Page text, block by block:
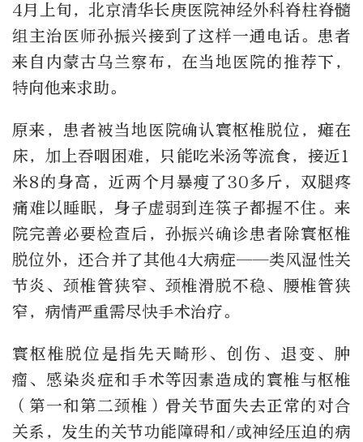
4月上旬，北京清华长庚医院神经外科脊柱脊髓
组主治医师孙振兴接到了这样一通电话。患者
来自内蒙古乌兰察布，在当地医院的推荐下，
特向他来求助。
原来，患者被当地医院确认寰枢椎脱位，瘫在
床，加上吞咽困难，只能吃米汤等流食，接近1
米8的身高，近两个月暴瘦了30多斤，双腿疼
痛难以睡眠，身子虚弱到连筷子都握不住。来
院完善必要检查后，孙振兴确诊患者除寰枢椎
脱位外，还合并了其他4大病症——类风湿性关
节炎、颈椎管狭窄、颈椎滑脱不稳、腰椎管狭
窄，病情严重需尽快手术治疗。
寰枢椎脱位是指先天畸形、创伤、退变、肿
瘤、感染炎症和手术等因素造成的寰椎与枢椎
（第一和第二颈椎）骨关节面失去正常的对合
关系，发生的关节功能障碍和/或神经压迫的病